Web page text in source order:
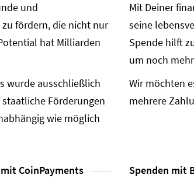
und
fördern, die nicht nur
hat Milliarden
wurde ausschließlich
Förderungen
wie möglich
Mit Deiner
seine
Spende hilft
um noch
Wir möchten
mehrere
CoinPayments Spenden mit